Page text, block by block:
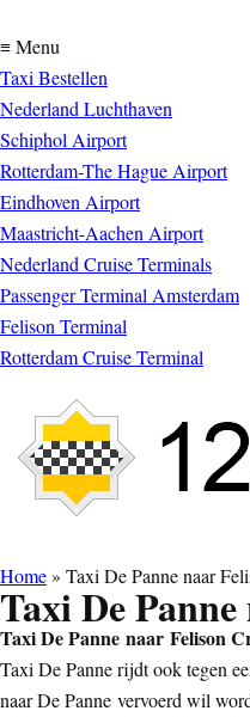
≡ Menu
Taxi Bestellen
Nederland Luchthaven
Schiphol Airport
Rotterdam-The Hague Airport
Eindhoven Airport
Maastricht-Aachen Airport
Nederland Cruise Terminals
Passenger Terminal Amsterdam
Felison Terminal
Rotterdam Cruise Terminal
Home» Taxi De Panne naar
Taxi De
Taxi De Panne naar Felison
Taxi De Panne rijdt ook tegen
naar De Panne vervoerd wil